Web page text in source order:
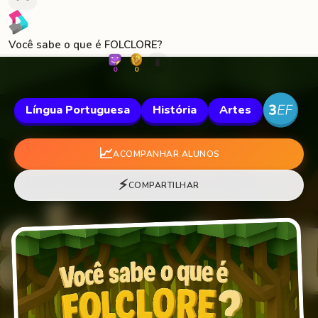
Você sabe o que é FOLCLORE?
0 0 🐛
Língua Portuguesa História Artes
📈ACOMPANHAR ALUNOS
⚡COMPARTILHAR